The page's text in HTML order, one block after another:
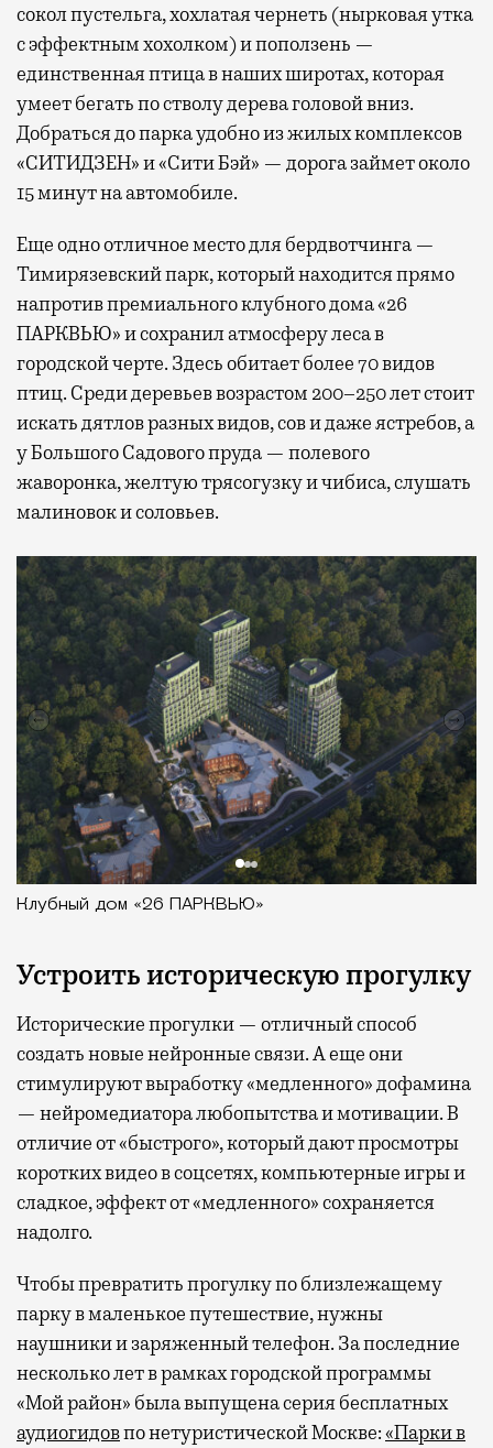
сокол пустельга, хохлатая чернеть (нырковая утка
с эффектным хохолком) и поползень —
единственная птица в наших широтах, которая
умеет бегать по стволу дерева головой вниз.
Добраться до парка удобно из жилых комплексов
«СИТИДЗЕН» и «Сити Бэй» — дорога займет около
15 минут на автомобиле.
Еще одно отличное место для бердвотчинга —
Тимирязевский парк, который находится прямо
напротив премиального клубного дома «26
ПАРКВЬЮ» и сохранил атмосферу леса в
городской черте. Здесь обитает более 70 видов
птиц. Среди деревьев возрастом 200–250 лет стоит
искать дятлов разных видов, сов и даже ястребов, а
у Большого Садового пруда — полевого
жаворонка, желтую трясогузку и чибиса, слушать
малиновок и соловьев.
Клубный дом «26 ПАРКВЬЮ»
Устроить историческую прогулку
Исторические прогулки — отличный способ
создать новые нейронные связи. А еще они
стимулируют выработку «медленного» дофамина
— нейромедиатора любопытства и мотивации. В
отличие от «быстрого», который дают просмотры
коротких видео в соцсетях, компьютерные игры и
сладкое, эффект от «медленного» сохраняется
надолго.
Чтобы превратить прогулку по близлежащему
парку в маленькое путешествие, нужны
наушники и заряженный телефон. За последние
несколько лет в рамках городской программы
«Мой район» была выпущена серия бесплатных
аудиогидовпо нетуристической Москве:«Парки в